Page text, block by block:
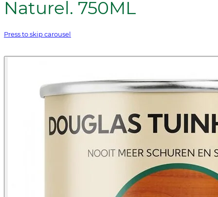
Naturel. 750ML
Press to skip carousel